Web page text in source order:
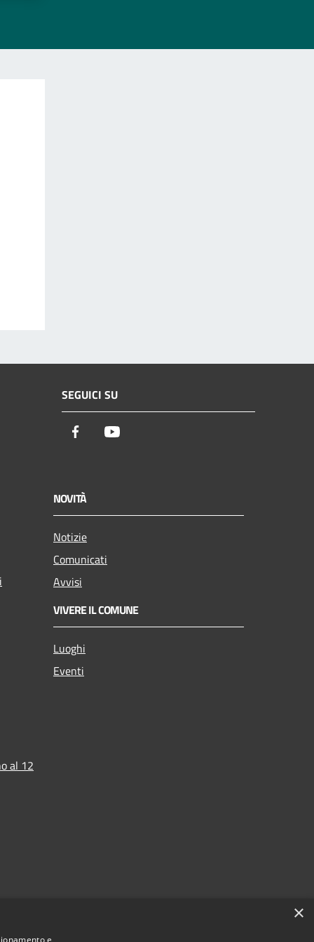
SEGUICI SU
Facebook
NOVITÀ
Notizie
Comunicati
Avvisi
VIVERE IL COMUNE
Luoghi
Eventi
al 12
×
e